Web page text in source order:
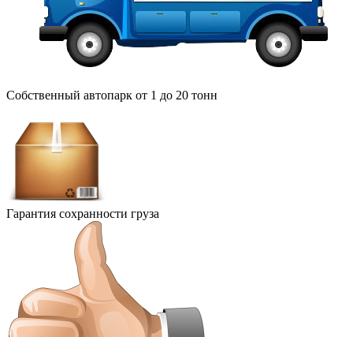
Собственный автопарк от 1 до 20 тонн
Гарантия сохранности груза